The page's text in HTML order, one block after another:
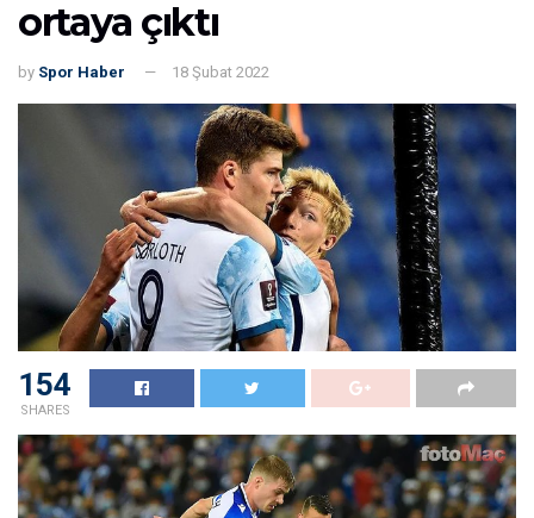
ortaya çıktı
by Spor Haber 18 Şubat 2022
154
SHARES